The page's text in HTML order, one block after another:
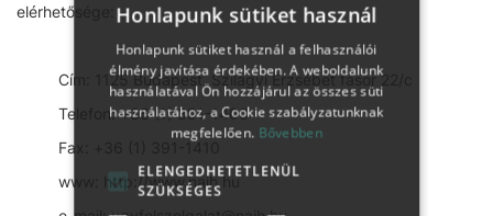
elérhetősége:
Cím: 1125 Budapest, Szilágyi Erzsébet fasor 22/c
Telefon: +36 (1) 391-1400
Fax: +36 (1) 391-1410
www: http://www.naih.hu
Honlapunk sütiket használ
Honlapunk sütiket használ a felhasználói
élmény javítása érdekében. A weboldalunk
használatával Ön hozzájárul az összes süti
használatához, a Cookie szabályzatunknak
megfelelően. Bővebben
ELENGEDHETETLENÜL
SZÜKSÉGES